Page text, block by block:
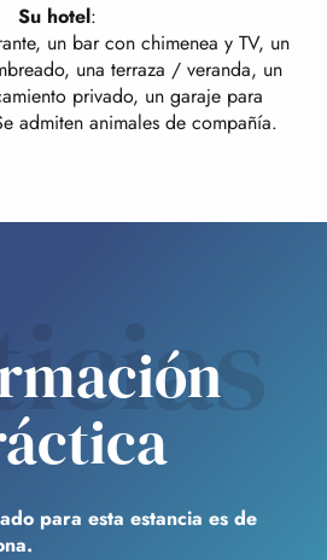
Su hotel:
un bar con chimenea y TV, un
una terraza / veranda, un
privado, un garaje para
admiten animales de compañía.
para esta estancia es de